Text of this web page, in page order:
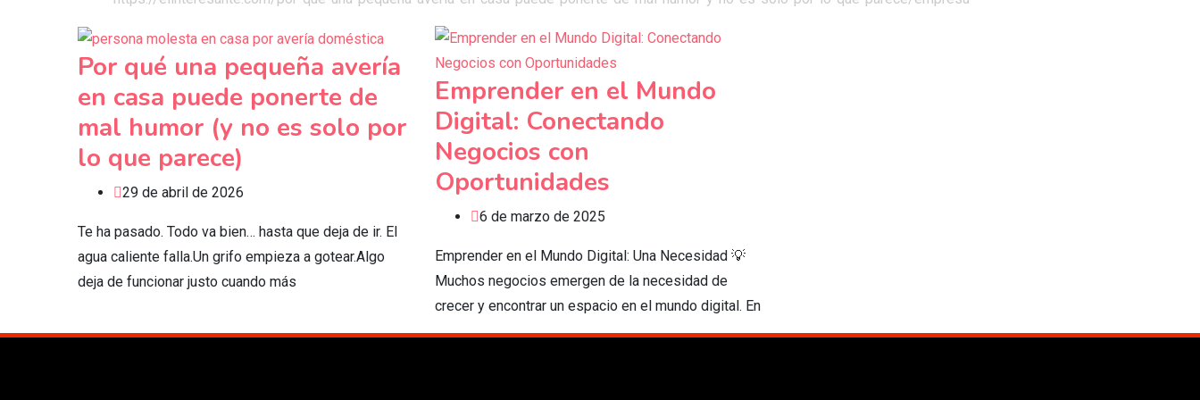
Por qué una pequeña avería
en casa puede ponerte de
mal humor (y no es solo por
lo que parece)
29 de abril de 2026
Te ha pasado. Todo va bien… hasta que deja de ir. El
agua caliente falla.Un grifo empieza a gotear.Algo
deja de funcionar justo cuando más
Emprender en el Mundo
Digital: Conectando
Negocios con
Oportunidades
6 de marzo de 2025
Emprender en el Mundo Digital: Una Necesidad 💡
Muchos negocios emergen de la necesidad de
crecer y encontrar un espacio en el mundo digital. En